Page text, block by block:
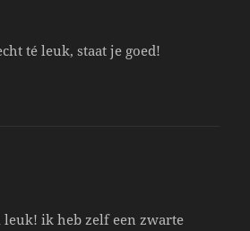
té leuk, staat je goed!
leuk! ik heb zelf een zwarte